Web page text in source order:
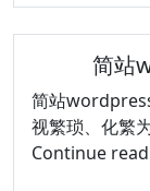
简站
简站
视繁琐、化繁
Continue